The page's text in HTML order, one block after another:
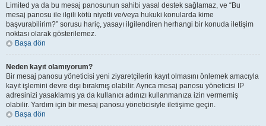
Limited ya da bu mesaj panosunun sahibi yasal destek sağlamaz, ve “Bu
mesaj panosu ile ilgili kötü niyetli ve/veya hukuki konularda kime
başvurabilirim?” sorusu hariç, yasayı ilgilendiren herhangi bir konuda iletişim
noktası olarak gösterilemez.
Başa dön
Neden kayıt olamıyorum?
Bir mesaj panosu yöneticisi yeni ziyaretçilerin kayıt olmasını önlemek amacıyla
kayıt işlemini devre dışı bırakmış olabilir. Ayrıca mesaj panosu yöneticisi IP
adresinizi yasaklamış ya da kullanıcı adınızı kullanmanıza izin vermemiş
olabilir. Yardım için bir mesaj panosu yöneticisiyle iletişime geçin.
Başa dön